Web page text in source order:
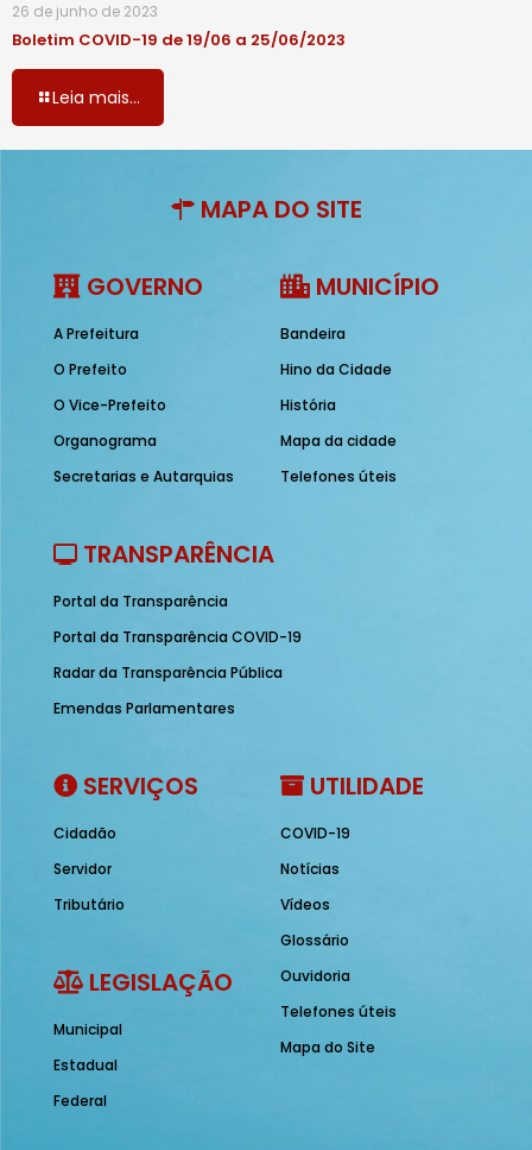
26 de junho de 2023
Boletim COVID-19 de 19/06 a 25/06/2023
Leia mais...
MAPA DO SITE
GOVERNO
A Prefeitura
O Prefeito
O Vice-Prefeito
Organograma
Secretarias e Autarquias
MUNICÍPIO
Bandeira
Hino da Cidade
História
Mapa da cidade
Telefones úteis
TRANSPARÊNCIA
Portal da Transparência
Portal da Transparência COVID-19
Radar da Transparência Pública
Emendas Parlamentares
SERVIÇOS
Cidadão
Servidor
Tributário
LEGISLAÇÃO
Municipal
Estadual
Federal
UTILIDADE
COVID-19
Notícias
Vídeos
Glossário
Ouvidoria
Telefones úteis
Mapa do Site